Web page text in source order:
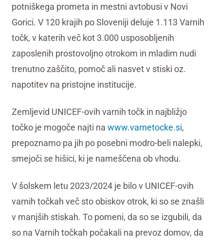
potniškega prometa in mestni avtobusi v Novi
Gorici. V 120 krajih po Sloveniji deluje 1.113 Varnih
točk, v katerih več kot 3.000 usposobljenih
zaposlenih prostovoljno otrokom in mladim nudi
trenutno zaščito, pomoč ali nasvet v stiski oz.
napotitev na pristojne institucije.
Zemljevid UNICEF-ovih varnih točk in najbližjo
točko je mogoče najti na www.varnetocke.si,
prepoznamo pa jih po posebni modro-beli nalepki,
smejoči se hišici, ki je nameščena ob vhodu.
V šolskem letu 2023/2024 je bilo v UNICEF-ovih
varnih točkah več sto obiskov otrok, ki so se znašli
v manjših stiskah. To pomeni, da so se izgubili, da
so na Varnih točkah počakali na prevoz domov, da